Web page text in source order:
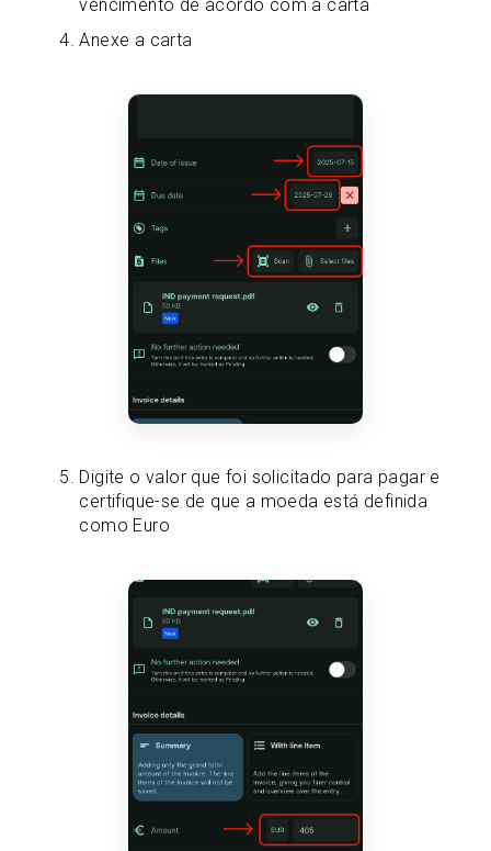
vencimento de acordo com a carta
Anexe a carta
Digite o valor que foi solicitado para pagar e
certifique-se de que a moeda está definida
como Euro